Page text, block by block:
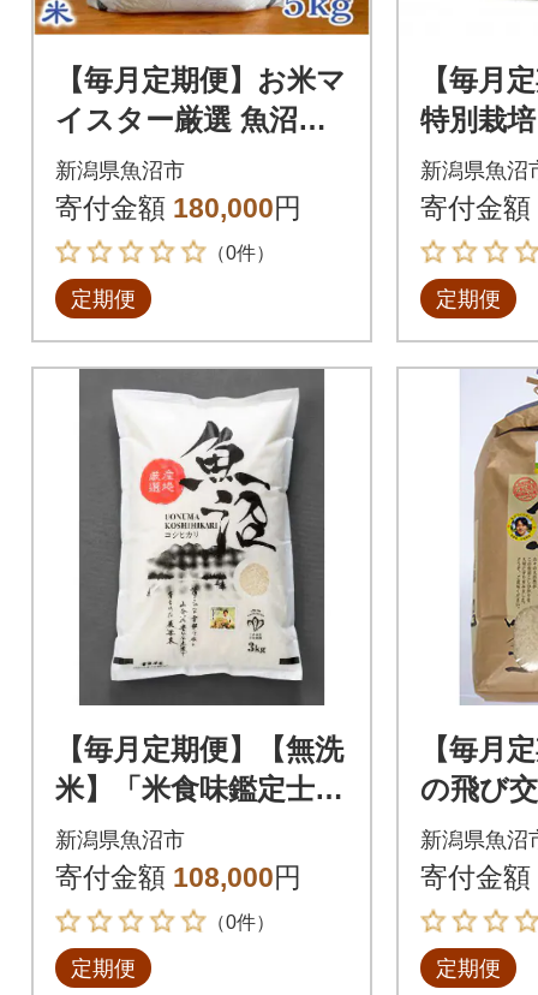
【毎月定期便】お米マ
イスター厳選 魚沼産
コシヒカリ(無洗米)5k
g全12回
新潟県魚沼市
寄付金額 180,000円
（0件）
定期便
【毎月
特別栽
イーン
回
新潟県魚沼
寄付金額
定期便
【毎月定期便】【無洗
米】「米食味鑑定士
厳選」魚沼産コシヒカ
リ 3kg全12回
新潟県魚沼市
寄付金額 108,000円
（0件）
定期便
【毎月
の飛び
米5kg全
新潟県魚沼
寄付金額
定期便